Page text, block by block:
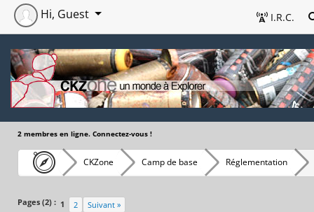
I.R.C.
Hi, Guest
2 membres en ligne. Connectez-vous !
CKZone Camp de base Réglementation
Pages (2) : 1 2 Suivant »